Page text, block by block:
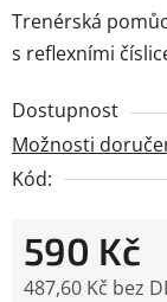
Trenérská
s reflexními
Dostupnost
Možnosti
Kód:
590 Kč
487,60 Kč bez